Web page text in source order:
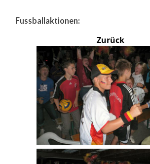
Fussballaktionen:
Zurück